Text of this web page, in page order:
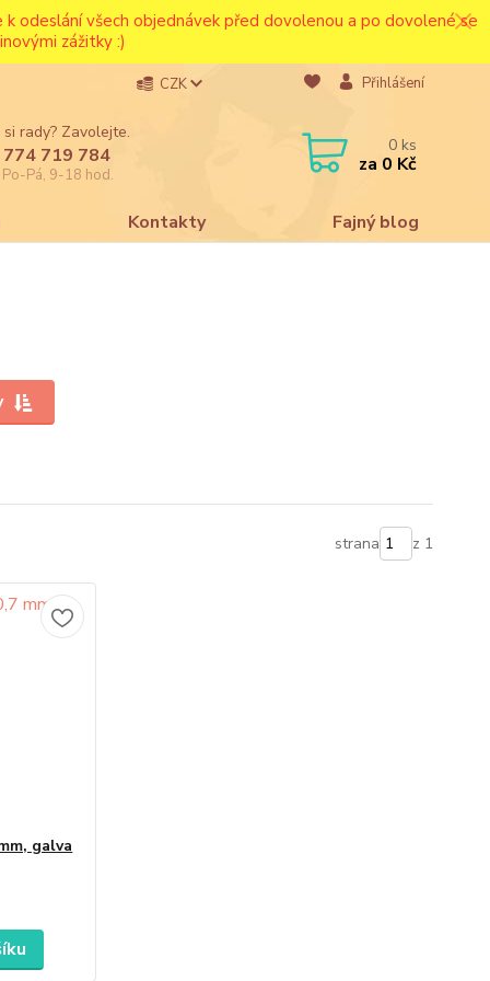
odeslání všech objednávek před dovolenou a po dovolené se
zážitky :)
Kontakty Fajný blog
CZK Přihlášení
rady? Zavolejte.
719 784
Pá, 9-18 hod.
0 ks
za 0 Kč
strana z 1
galva